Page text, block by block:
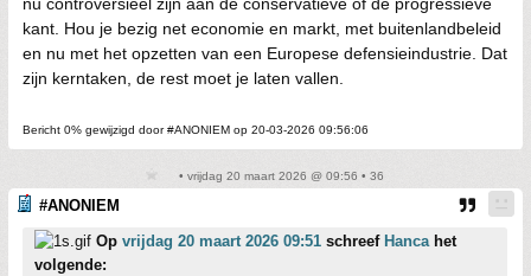
kant. Hou je bezig net economie en markt, met buitenlandbeleid
en nu met het opzetten van een Europese defensieindustrie. Dat
zijn kerntaken, de rest moet je laten vallen.
Bericht 0% gewijzigd door #ANONIEM op 20-03-2026 09:56:06
• vrijdag 20 maart 2026 @ 09:56 • 36
#ANONIEM
Op vrijdag 20 maart 2026 09:51 schreef Hancahet
volgende: